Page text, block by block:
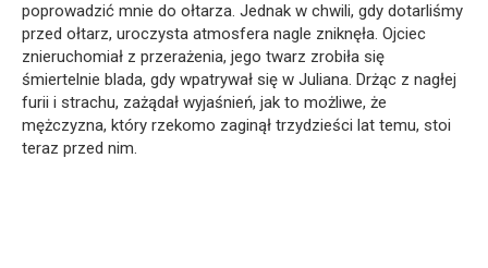
poprowadzić mnie do ołtarza. Jednak w chwili, gdy dotarliśmy
przed ołtarz, uroczysta atmosfera nagle zniknęła. Ojciec
znieruchomiał z przerażenia, jego twarz zrobiła się
śmiertelnie blada, gdy wpatrywał się w Juliana. Drżąc z nagłej
furii i strachu, zażądał wyjaśnień, jak to możliwe, że
mężczyzna, który rzekomo zaginął trzydzieści lat temu, stoi
teraz przed nim.